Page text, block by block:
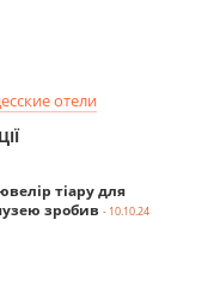
отели
тіару для
зробив - 10.10.24